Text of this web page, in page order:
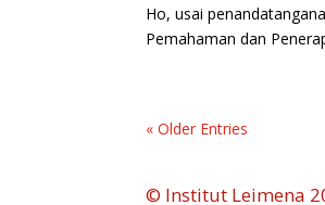
Ho, usai
Pemahaman dan
« Older Entries
© Institut Leimena